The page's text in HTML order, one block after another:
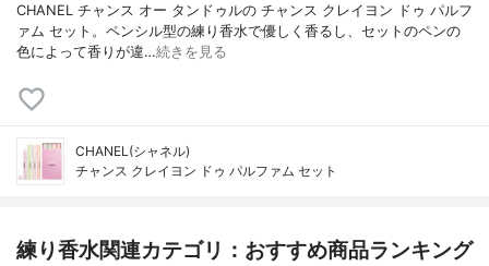
CHANEL チャンス オー タンドゥルの チャンス クレイヨン ドゥ パルフ
ァム セット。ペンシル型の練り香水で優しく香るし、セットのペンの
色によって香りが違…続きを見る
CHANEL(シャネル)
チャンス クレイヨン ドゥ パルファム セット
練り香水関連カテゴリ：おすすめ商品ランキング